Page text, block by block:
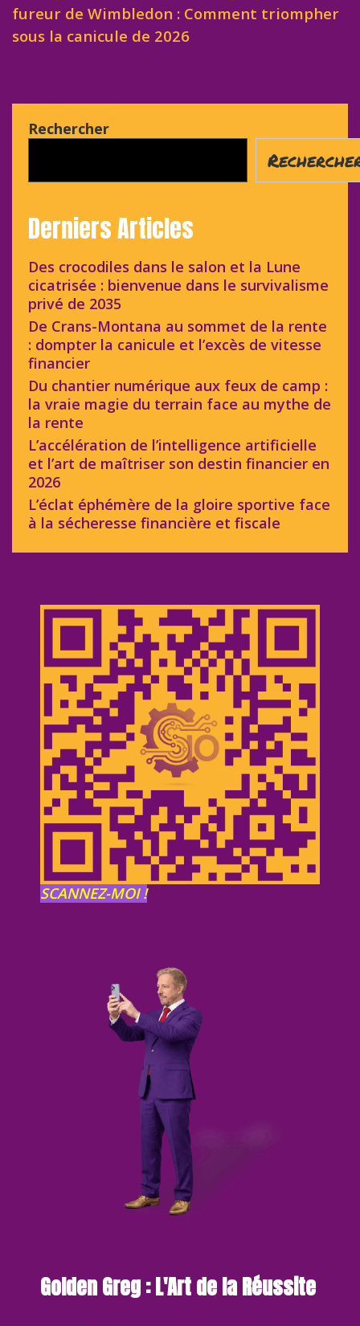
fureur de Wimbledon : Comment triompher
sous la canicule de 2026
Rechercher
Derniers Articles
Des crocodiles dans le salon et la Lune
cicatrisée : bienvenue dans le survivalisme
privé de 2035
De Crans-Montana au sommet de la rente
: dompter la canicule et l’excès de vitesse
financier
Du chantier numérique aux feux de camp :
la vraie magie du terrain face au mythe de
la rente
L’accélération de l’intelligence artificielle
et l’art de maîtriser son destin financier en
2026
L’éclat éphémère de la gloire sportive face
à la sécheresse financière et fiscale
SCANNEZ-MOI !
Golden Greg : L'Art de la Réussite